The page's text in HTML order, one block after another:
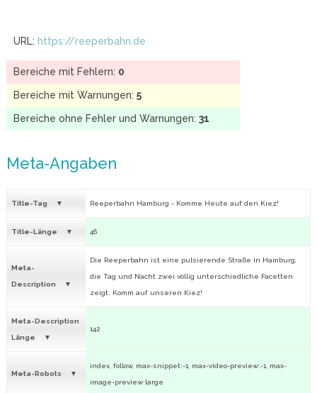
URL: https://reeperbahn.de
Bereiche mit Fehlern: 0
Bereiche mit Warnungen: 5
Bereiche ohne Fehler und Warnungen: 31
Meta-Angaben
Title-Tag Reeperbahn Hamburg - Komme Heute auf den Kiez!
Title-Länge 46
Meta-
Description
Die Reeperbahn ist eine pulsierende Straße in Hamburg,
die Tag und Nacht zwei völlig unterschiedliche Facetten
zeigt. Komm auf unseren Kiez!
Meta-Description
Länge
142
Meta-Robots
index, follow, max-snippet:-1, max-video-preview:-1, max-
image-preview:large